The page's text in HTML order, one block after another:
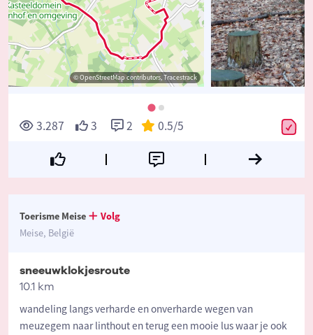
© OpenStreetMap contributors, Tracestrack
3.287 3 2 0.5/5
Toerisme Meise
Volg
Meise, België
sneeuwklokjesroute
10.1 km
wandeling langs verharde en onverharde wegen van
meuzegem naar linthout en terug een mooie lus waar je ook